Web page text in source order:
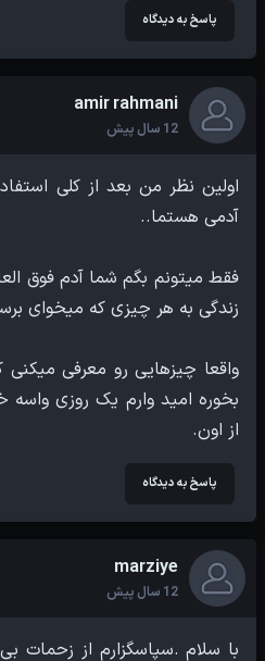
پاسخ به دیدگاه
amir rahmani
12 سال پیش
اولین نظر من بعد از کلی
فقط میتونم بگم شما آدم فوق
واقعا چیزهایی رو معرفی
بخوره امید وارم یک روزی واسه
از اون.
پاسخ به دیدگاه
marziye
12 سال پیش
با سلام .سپاسگزارم از زحمات